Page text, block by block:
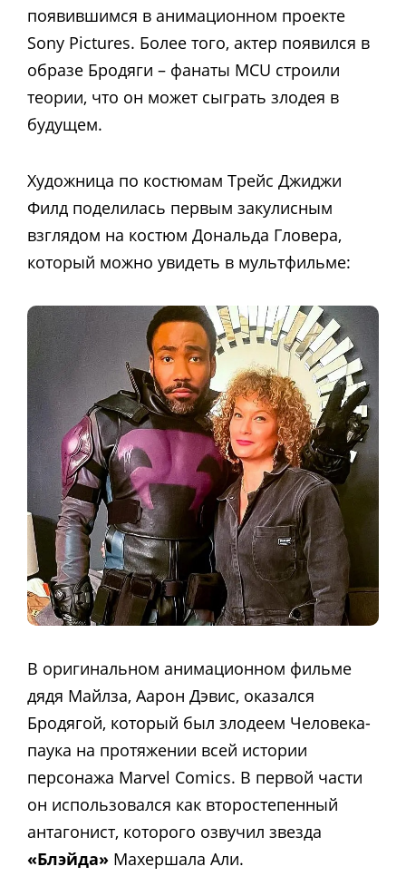
появившимся в анимационном проекте
Sony Pictures. Более того, актер появился в
образе Бродяги – фанаты MCU строили
теории, что он может сыграть злодея в
будущем.
Художница по костюмам Трейс Джиджи
Филд поделилась первым закулисным
взглядом на костюм Дональда Гловера,
который можно увидеть в мультфильме:
В оригинальном анимационном фильме
дядя Майлза, Аарон Дэвис, оказался
Бродягой, который был злодеем Человека-
паука на протяжении всей истории
персонажа Marvel Comics. В первой части
он использовался как второстепенный
антагонист, которого озвучил звезда
«Блэйда» Махершала Али.